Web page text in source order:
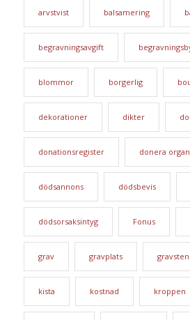
arvstvist balsamering
begravningsavgift
blommor borgerlig
dekorationer dikter
donationsregister donera organ
dödsannons dödsbevis
dödsorsaksintyg Fonus
grav gravplats gravsten
kista kostnad kroppen